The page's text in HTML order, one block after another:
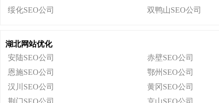
绥化SEO公司
双鸭山SEO公司
湖北网站优化
安陆SEO公司
赤壁SEO公司
恩施SEO公司
鄂州SEO公司
汉川SEO公司
黄冈SEO公司
荆门SEO公司
京山SEO公司